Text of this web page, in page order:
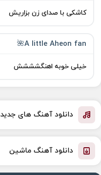
کاشکی با صدای زن بزاریش
A little Aheon fan🌺
خیلی خوبه اهنگشششش
دانلود آهنگ های جدید
دانلود آهنگ ماشین